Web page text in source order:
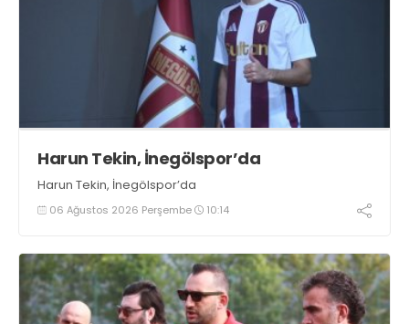
Harun Tekin, İnegölspor’da
Harun Tekin, İnegölspor’da
06 Ağustos 2026 Perşembe 10:14